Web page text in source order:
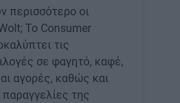
περισσότερο οι
Το Consumer
τις
σε φαγητό, καφέ,
αγορές, καθώς και
παραγγελίες της